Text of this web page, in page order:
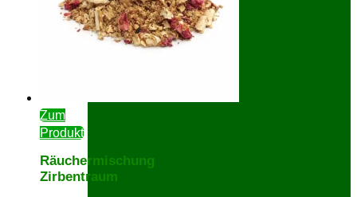
Zum
Produkt
Räuchermischung
Zirbentraum